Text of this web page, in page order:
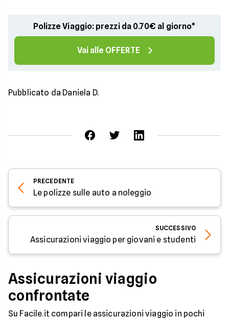
Polizze Viaggio: prezzi da 0.70€ al giorno*
Vai alle OFFERTE
Pubblicato da Daniela D.
PRECEDENTE
Le polizze sulle auto a noleggio
SUCCESSIVO
Assicurazioni viaggio per giovani e studenti
Assicurazioni viaggio
confrontate
Su Facile.it compari le assicurazioni viaggio in pochi